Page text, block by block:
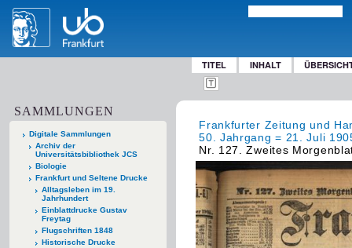
TITEL INHALT
SAMMLUNGEN
Digitale Sammlungen
Archiv der
Universitätsbibliothek JCS
Biologie
Frankfurt und Seltene Drucke
Alltagsleben im 19.
Jahrhundert
Einblattdrucke Gustav
Freytag
Flugschriften 1848
Historische Drucke
Frankfurter Zeitung und
50. Jahrgang = 21. Juli
Nr. 127. Zweites